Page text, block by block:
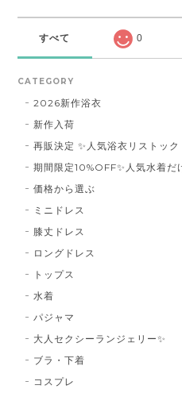
すべて 0
CATEGORY
2026新作浴衣
新作入荷
再販決定 ✨人気浴衣リストック
期間限定10%OFF✨人気水着だ
価格から選ぶ
ミニドレス
膝丈ドレス
ロングドレス
トップス
水着
パジャマ
大人セクシーランジェリー✨
ブラ・下着
コスプレ